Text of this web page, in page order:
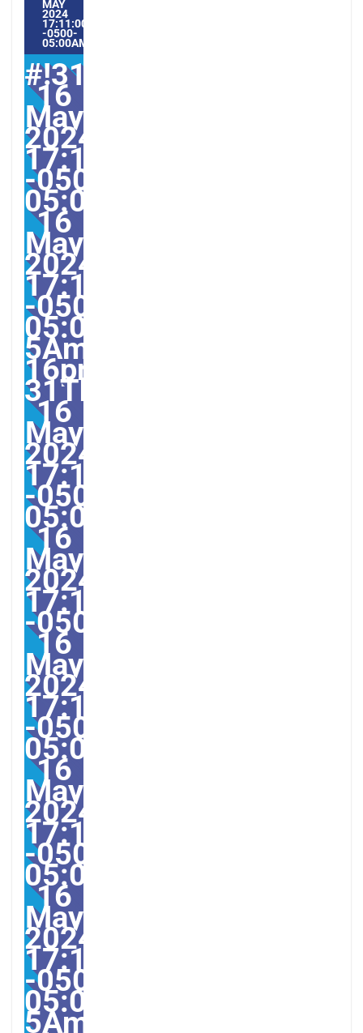
MAY
2024
17:11:00
-0500-
05:00AMERICA/GUAYAQUIL5#
#!31Thu,
16
May
2024
17:11:00
-0500-
05:000031#31Thu,
16
May
2024
17:11:00
-0500-
05:00-
5America/
16pm31pm-
31Thu,
16
May
2024
17:11:00
-0500-
05:005America/
16
May
2024
17:11:00
-
16
May
2024
17:11:00
-0500-
05:00America/
16
May
2024
17:11:00
-0500-
05:000031#/31Thu,
16
May
2024
17:11:00
-0500-
05:00-
5America/